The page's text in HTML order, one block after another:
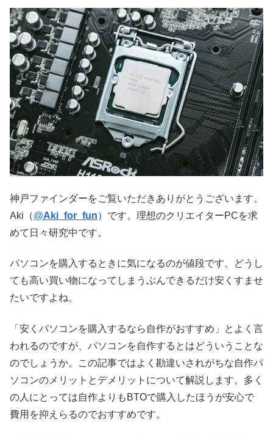
神戸ファインダーをご覧いただきありがとうございます。
Aki（@Aki_for_fun）です。理想のクリエイターPCを求
めて日々研究中です。
パソコンを購入するときに気になるのが値段です。どうし
ても高い買い物になってしまうぶんできるだけ安くすませ
たいですよね。
「安くパソコンを購入するなら自作がおすすめ」とよく言
われるのですが、パソコンを自作するとはどういうことな
のでしょうか。この記事ではよく勘違いされがちな自作パ
ソコンのメリットとデメリットについて解説します。多く
の人にとっては自作よりもBTOで購入したほうが安心で
費用を抑えらるのでおすすめです。